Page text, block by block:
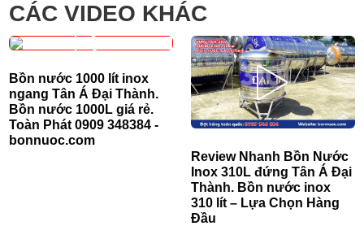
CÁC VIDEO KHÁC
Bồn nước 1000 lít inox
ngang Tân Á Đại Thành.
Bồn nước 1000L giá rẻ.
Toàn Phát 0909 348384 -
bonnuoc.com
Review Nhanh Bồn Nước
Inox 310L đứng Tân Á Đại
Thành. Bồn nước inox
310 lít – Lựa Chọn Hàng
Đầu